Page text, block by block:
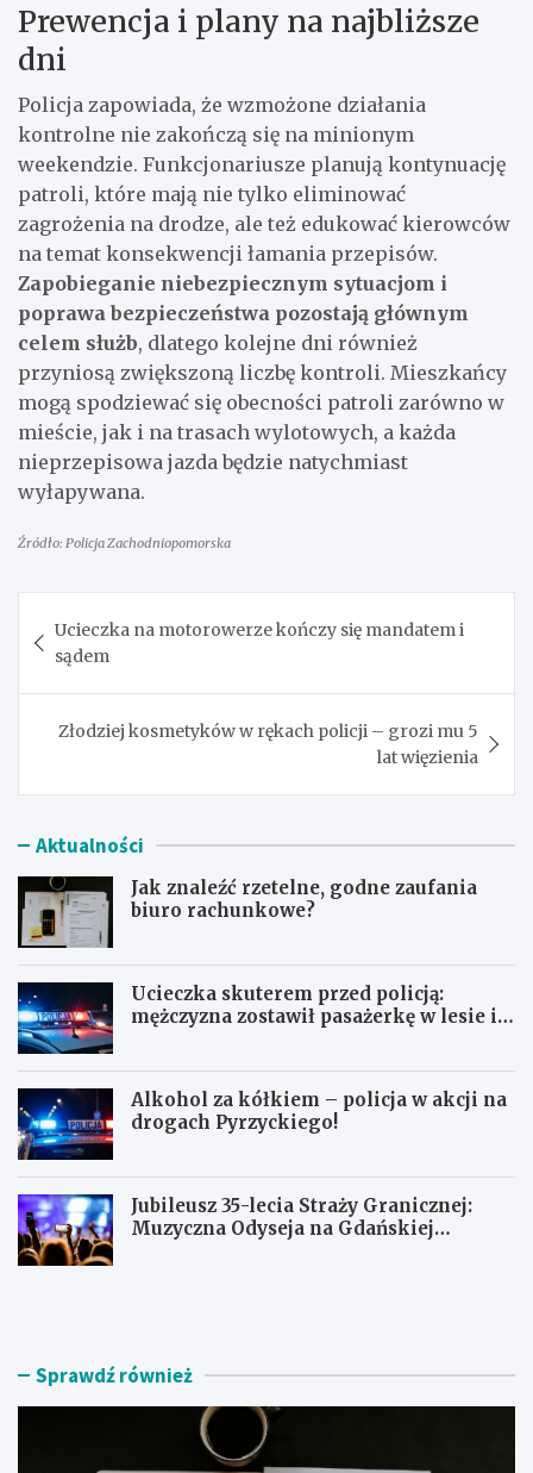
Prewencja i plany na najbliższe
dni
Policja zapowiada, że wzmożone działania
kontrolne nie zakończą się na minionym
weekendzie. Funkcjonariusze planują kontynuację
patroli, które mają nie tylko eliminować
zagrożenia na drodze, ale też edukować kierowców
na temat konsekwencji łamania przepisów.
Zapobieganie niebezpiecznym sytuacjom i
poprawa bezpieczeństwa pozostają głównym
celem służb, dlatego kolejne dni również
przyniosą zwiększoną liczbę kontroli. Mieszkańcy
mogą spodziewać się obecności patroli zarówno w
mieście, jak i na trasach wylotowych, a każda
nieprzepisowa jazda będzie natychmiast
wyłapywana.
Źródło: Policja Zachodniopomorska
wpisu
Ucieczka na motorowerze kończy się mandatem i
sądem
Złodziej kosmetyków w rękach policji – grozi mu 5
lat więzienia
Aktualności
Jak znaleźć rzetelne, godne zaufania
biuro rachunkowe?
Ucieczka skuterem przed policją:
mężczyzna zostawił pasażerkę w lesie i
Alkohol za kółkiem – policja w akcji na
drogach Pyrzyckiego!
Jubileusz 35-lecia Straży Granicznej:
Muzyczna Odyseja na Gdańskiej
J
a
U
z Sprawdź również